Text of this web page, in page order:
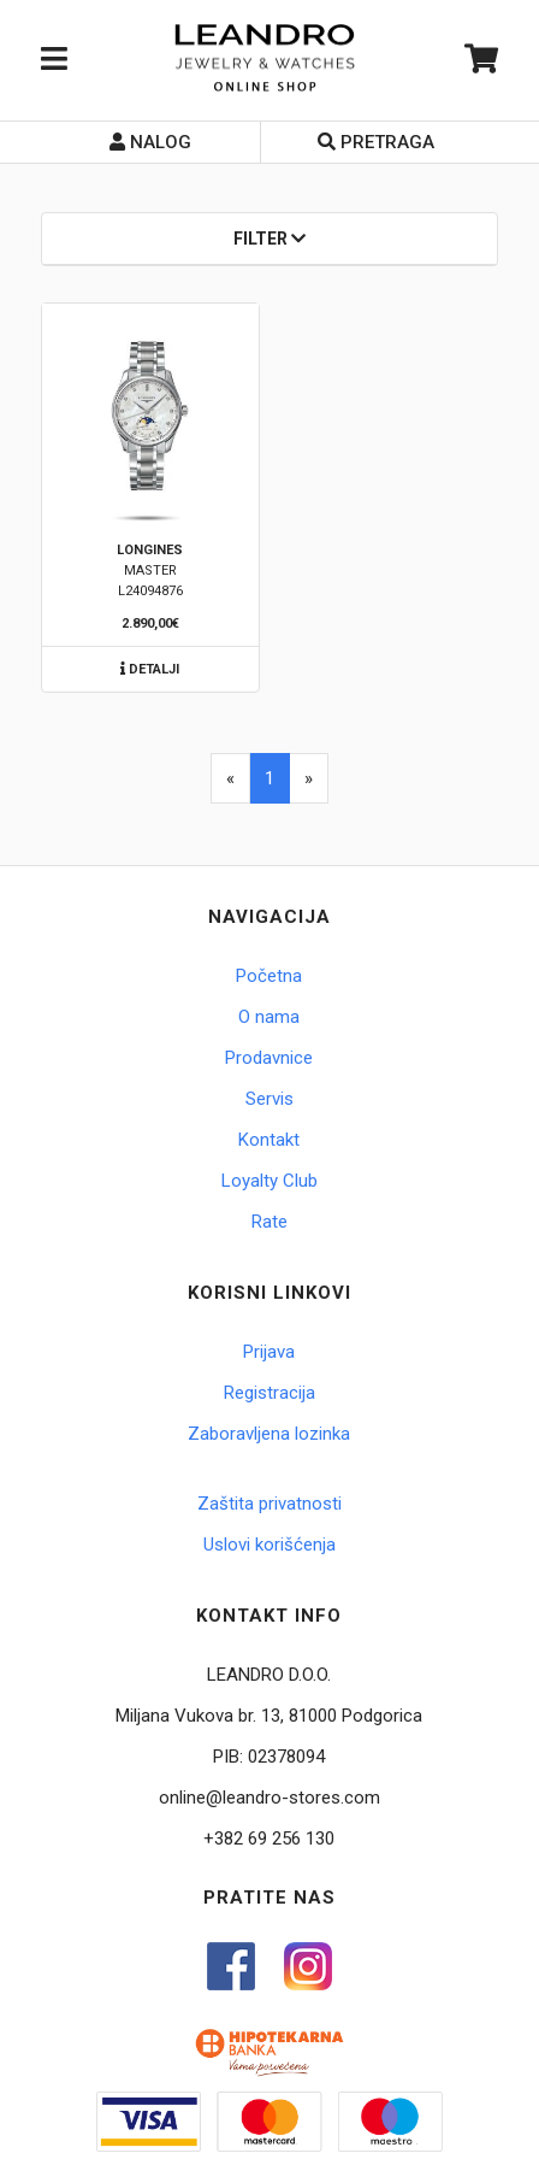
Početna
Prodavnice
Loyalty Club
Brendovi
Swiss🇨🇭
Satovi
Outlet
NALOG PRETRAGA
FILTER
LONGINES
MASTER
L24094876
2.890,00€
DETALJI
« 1 »
NAVIGACIJA
Početna
O nama
Prodavnice
Servis
Kontakt
Loyalty Club
Rate
KORISNI LINKOVI
Prijava
Registracija
Zaboravljena lozinka
Zaštita privatnosti
Uslovi korišćenja
KONTAKT INFO
LEANDRO D.O.O.
Miljana Vukova br. 13, 81000 Podgorica
PIB:02378094
online@leandro-stores.com
+382 69 256 130
PRATITE NAS